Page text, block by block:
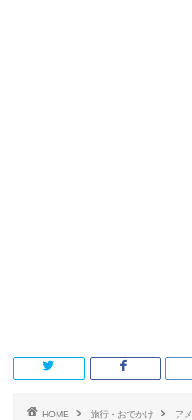
HOME 旅行・おでかけ ア